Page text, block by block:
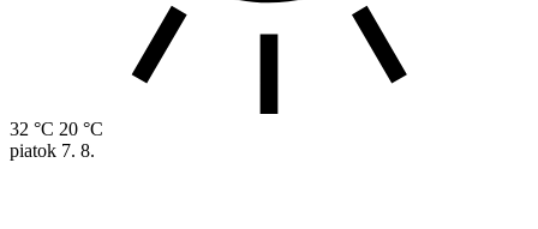
32 °C 20 °C
piatok 7. 8.